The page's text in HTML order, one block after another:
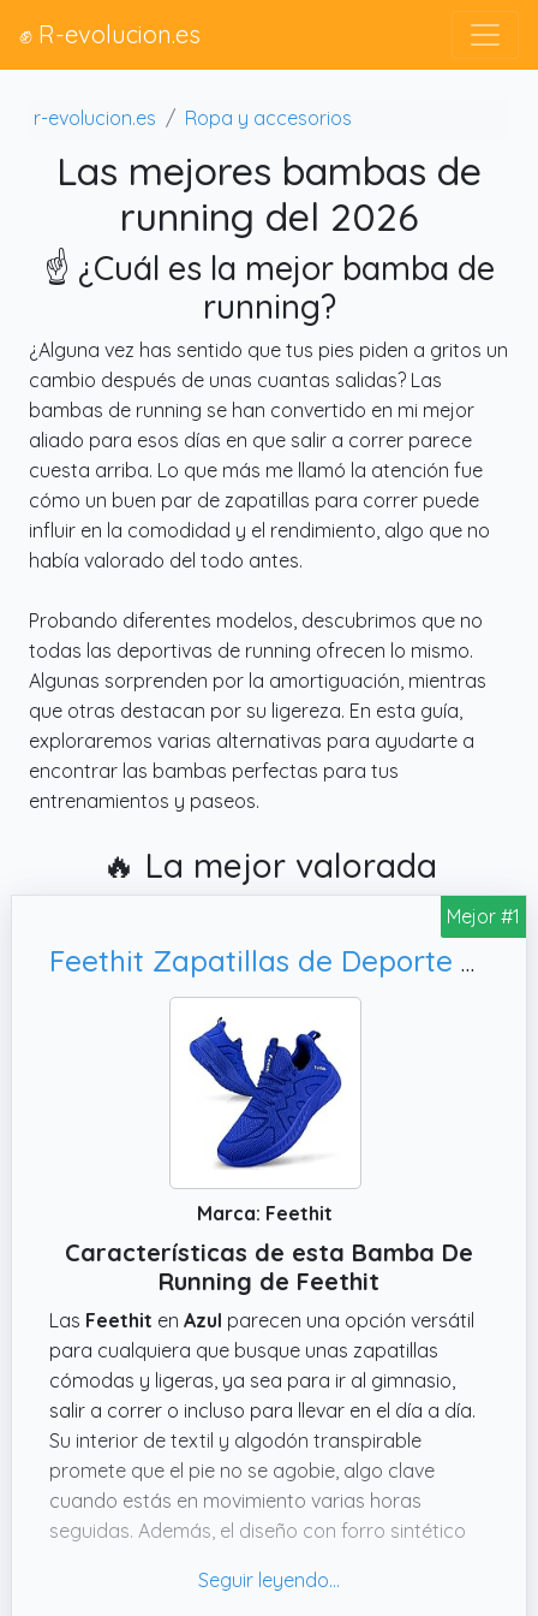
✊ R-evolucion.es
r-evolucion.es Ropa y accesorios
Las mejores bambas de
running del 2026
☝️ ¿Cuál es la mejor bamba de
running?
¿Alguna vez has sentido que tus pies piden a gritos un
cambio después de unas cuantas salidas? Las
bambas de running se han convertido en mi mejor
aliado para esos días en que salir a correr parece
cuesta arriba. Lo que más me llamó la atención fue
cómo un buen par de zapatillas para correr puede
influir en la comodidad y el rendimiento, algo que no
había valorado del todo antes.
Probando diferentes modelos, descubrimos que no
todas las deportivas de running ofrecen lo mismo.
Algunas sorprenden por la amortiguación, mientras
que otras destacan por su ligereza. En esta guía,
exploraremos varias alternativas para ayudarte a
encontrar las bambas perfectas para tus
entrenamientos y paseos.
🔥 La mejor valorada
Mejor #1
Feethit Zapatillas de Deporte Zapatillas Running Hombre Tenis Correr Jogging Caminar Bambas Gimnasio Fitness Atlético Trabajo Sneakers Ligeros Transpirables Zapatillas Deportivas Hombre Azul 42 EU
Marca: Feethit
Características de esta Bamba De
Running de Feethit
Las Feethit en Azul parecen una opción versátil
para cualquiera que busque unas zapatillas
cómodas y ligeras, ya sea para ir al gimnasio,
salir a correr o incluso para llevar en el día a día.
Su interior de textil y algodón transpirable
promete que el pie no se agobie, algo clave
cuando estás en movimiento varias horas
seguidas. Además, el diseño con forro sintético
rozaduras ni molestias, algo que se agradece